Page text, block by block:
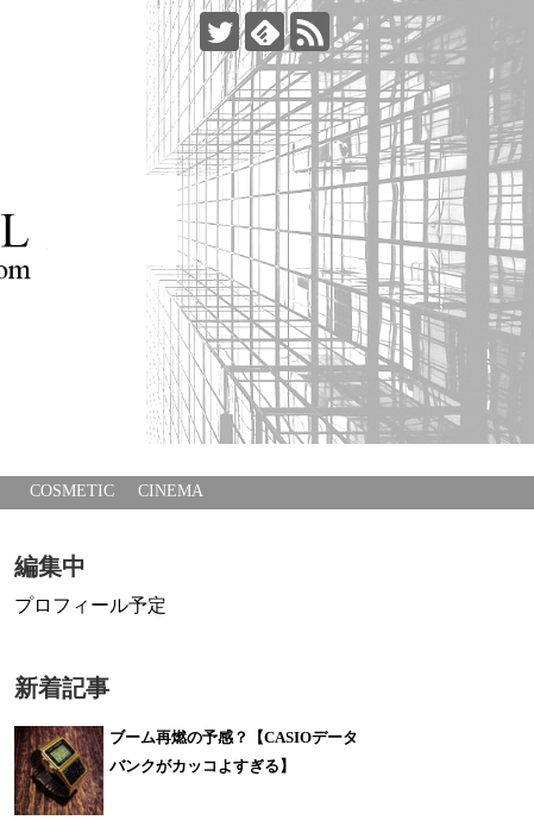
COSMETIC CINEMA
編集中
プロフィール予定
新着記事
ブーム再燃の予感？【CASIOデータ
バンクがカッコよすぎる】